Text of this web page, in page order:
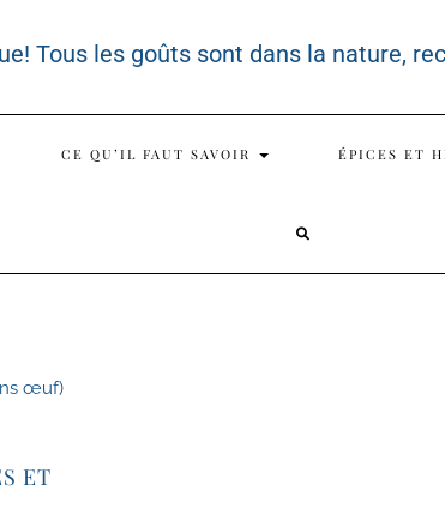
Tous les goûts sont dans la nature,
CE QU’IL FAUT SAVOIR ÉPICES ET
ET